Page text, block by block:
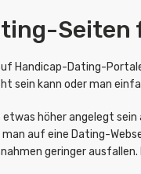
Handicap-Dating-
sein kann oder man
höher angelegt
auf eine Dating-
geringer